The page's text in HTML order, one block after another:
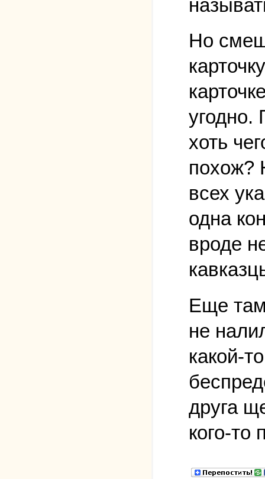
Но
угодно.
хоть
похож?
всех
одна
вроде
Еще
не
какой-
друга
кого-